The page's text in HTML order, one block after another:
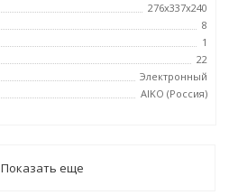
276x337x240
8
1
22
Электронный
AIKO (Россия)
Показать еще